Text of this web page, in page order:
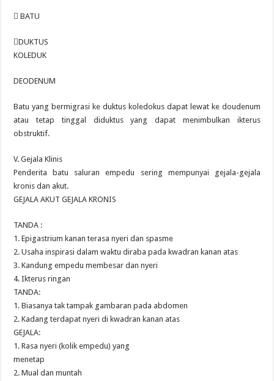
 BATU
DUKTUS
KOLEDUK
DEODENUM
Batu yang bermigrasi ke duktus koledokus dapat lewat ke doudenum
atau tetap tinggal diduktus yang dapat menimbulkan ikterus
obstruktif.
V. Gejala Klinis
Penderita batu saluran empedu sering mempunyai gejala-gejala
kronis dan akut.
GEJALA AKUT GEJALA KRONIS
TANDA :
1. Epigastrium kanan terasa nyeri dan spasme
2. Usaha inspirasi dalam waktu diraba pada kwadran kanan atas
3. Kandung empedu membesar dan nyeri
4. Ikterus ringan
TANDA:
1. Biasanya tak tampak gambaran pada abdomen
2. Kadang terdapat nyeri di kwadran kanan atas
GEJALA:
1. Rasa nyeri (kolik empedu) yang
menetap
2. Mual dan muntah